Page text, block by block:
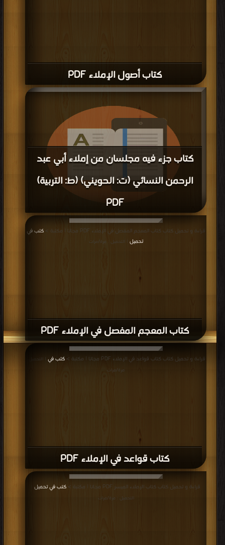
كتاب أصول الإملاء PDF
كتاب جزء فيه مجلسان من إملاء أبي عبد
الرحمن النسائي (ت: الحويني) (ط: التربية)
PDF
قراءة و تحميل كتاب كتاب جزء فيه مجلسان من إملاء أبي عبد الرحمن النسائي (ت:
الحويني) (ط: التربية) PDF مجانا | مكتبة >
كتب في تحميل| التحميل : مرة/مرات
كتاب المعجم المفصل في الإملاء PDF
قراءة و تحميل كتاب كتاب المعجم المفصل في الإملاء PDF مجانا | مكتبة >
كتب في
تحميل
| التحميل : مرة/مرات
كتاب قواعد في الإملاء PDF
قراءة و تحميل كتاب كتاب قواعد في الإملاء PDF مجانا | مكتبة > كتب في
| التحميل :
مرة/مرات
قراءة و تحميل كتاب كتاب الإملاء الميسر PDF مجانا | مكتبة > كتب في تحميل
التحميل : مرة/مرات